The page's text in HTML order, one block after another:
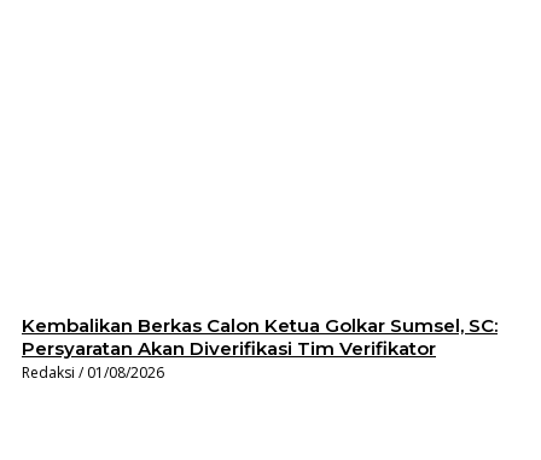
Kembalikan Berkas Calon Ketua Golkar Sumsel, SC:
Persyaratan Akan Diverifikasi Tim Verifikator
Redaksi 01/08/2026